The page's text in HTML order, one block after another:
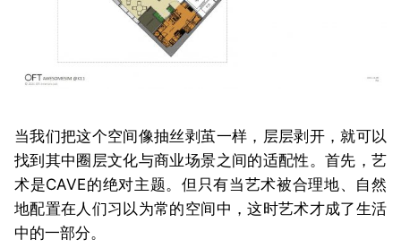
当我们把这个空间像抽丝剥茧一样，层层剥开，就可以
找到其中圈层文化与商业场景之间的适配性。 首先，艺
术是CAVE的绝对主题。但只有当艺术被合理地、自然
地配置在人们习以为常的空间中，这时艺术才成了生活
中的一部分。